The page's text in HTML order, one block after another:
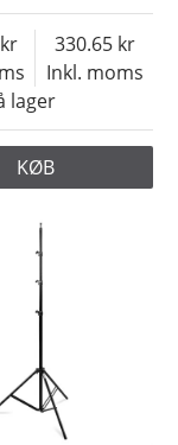
Inkl. moms
330.65
lager
KØB